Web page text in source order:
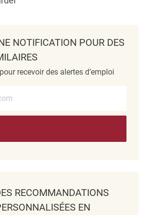
NOTIFICATION POUR DES
recevoir des alertes d’emploi
RECOMMANDATIONS
EN